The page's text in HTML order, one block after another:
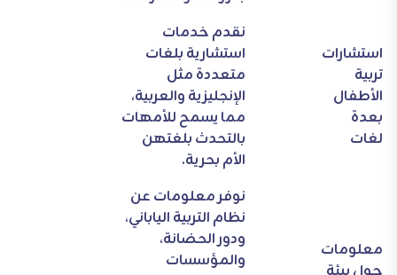
استشارات
تربية
الأطفال
بعدة
لغات
نقدم خدمات
استشارية بلغات
متعددة مثل
الإنجليزية والعربية،
مما يسمح للأمهات
بالتحدث بلغتهن
الأم بحرية.
معلومات
نوفر معلومات عن
نظام التربية الياباني،
ودور الحضانة،
والمؤسسات